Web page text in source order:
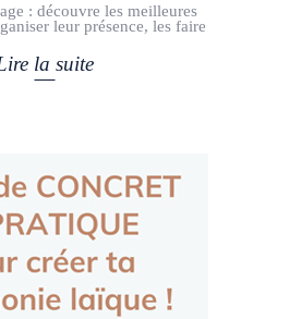
: découvre les meilleures
leur présence, les faire
la suite